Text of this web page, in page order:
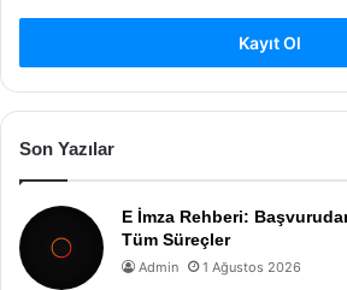
Kayıt Ol
Son Yazılar
E İmza Rehberi:
Tüm Süreçler
Admin 1 Ağustos 2026